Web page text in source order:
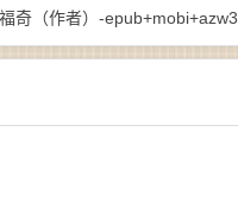
奇（作者）-epub+mobi+azw3